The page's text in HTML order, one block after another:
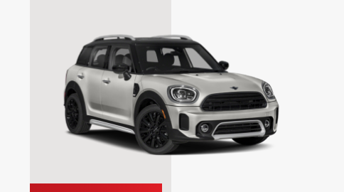
5 Πόρτες
Κιβώτιο ταχυτήτων: Aυτόματο
Καύσιμο: Βενζίνη
Driving licence: Β
Κράτηση